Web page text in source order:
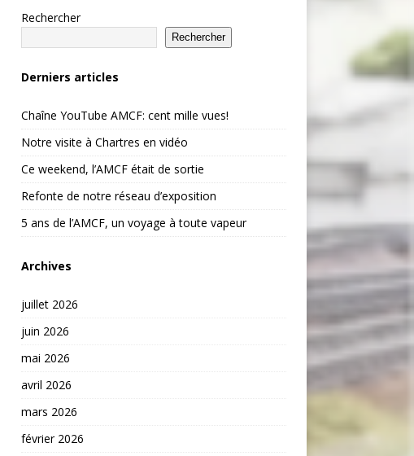
Rechercher
Rechercher
Derniers articles
Chaîne YouTube AMCF: cent mille vues!
Notre visite à Chartres en vidéo
Ce weekend, l’AMCF était de sortie
Refonte de notre réseau d’exposition
5 ans de l’AMCF, un voyage à toute vapeur
Archives
juillet 2026
juin 2026
mai 2026
avril 2026
mars 2026
février 2026